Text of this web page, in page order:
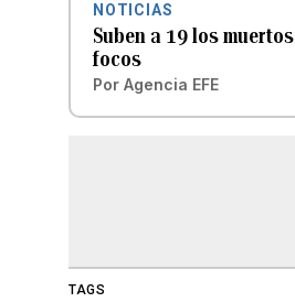
NOTICIAS
Suben a 19 los
focos
Por Agencia EFE
TAGS